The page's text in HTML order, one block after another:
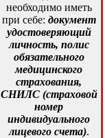
необходимо иметь
при себе: документ
удостоверяющий
личность, полис
обязательного
медицинского
страхования,
СНИЛС (страховой
номер
индивидуального
лицевого счета).